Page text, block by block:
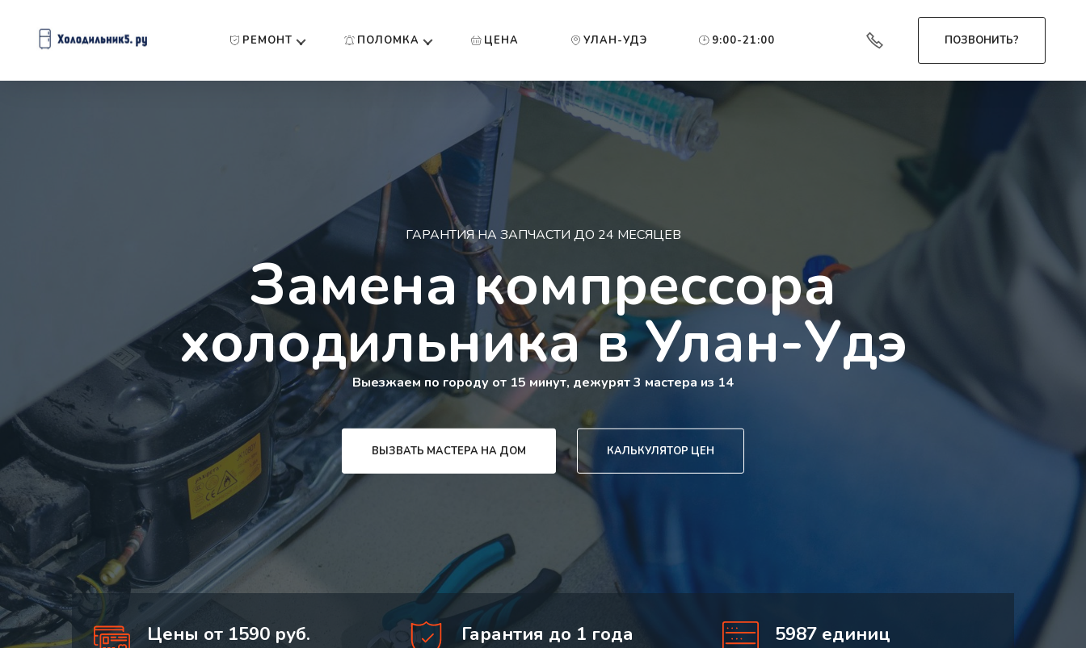
РЕМОНТ ПОЛОМКА ЦЕНА УЛАН-УДЭ 9:00-21:00 ПОЗВОНИТЬ?
ГАРАНТИЯ НА ЗАПЧАСТИ ДО 24 МЕСЯЦЕВ
Замена компрессора
холодильника в Улан-Удэ
Выезжаем по городу от 15 минут, дежурят 3 мастера из 14
ВЫЗВАТЬ МАСТЕРА НА ДОМ КАЛЬКУЛЯТОР ЦЕН
Цены от 1590 руб. Гарантия до 1 года 5987 единиц